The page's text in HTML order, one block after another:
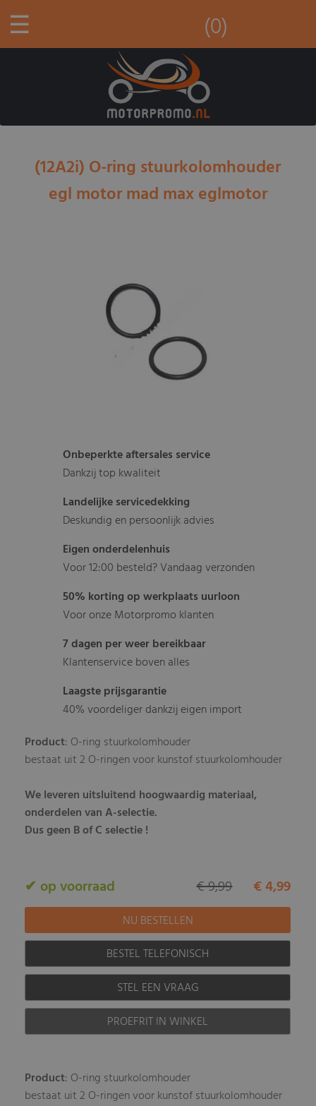
☰ (0)
(12A2i) O-ring stuurkolomhouder
egl motor mad max eglmotor
Onbeperkte aftersales service
Dankzij top kwaliteit
Landelijke servicedekking
Deskundig en persoonlijk advies
Eigen onderdelenhuis
Voor 12:00 besteld? Vandaag verzonden
50% korting op werkplaats uurloon
Voor onze Motorpromo klanten
7 dagen per weer bereikbaar
Klantenservice boven alles
Laagste prijsgarantie
40% voordeliger dankzij eigen import
Product: O-ring stuurkolomhouder
bestaat uit 2 O-ringen voor kunstof stuurkolomhouder
We leveren uitsluitend hoogwaardig materiaal,
onderdelen van A-selectie.
Dus geen B of C selectie !
✔ op voorraad € 4,99
€ 9,99
BESTEL TELEFONISCH
STEL EEN VRAAG
PROEFRIT IN WINKEL
Product: O-ring stuurkolomhouder
bestaat uit 2 O-ringen voor kunstof stuurkolomhouder